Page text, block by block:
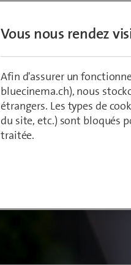
Vous nous rendez
Afin d'assurer un
bluecinema.ch), nous
étrangers. Les types de
du site, etc.) sont bloqués
traitée.